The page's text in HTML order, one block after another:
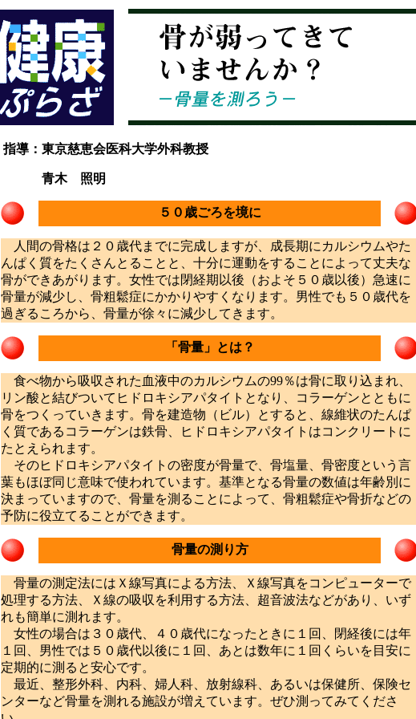
指導：東京慈恵会医科大学外科教授
青木 照明
５０歳ごろを境に
人間の骨格は２０歳代までに完成しますが、成長期にカルシウムやた
んぱく質をたくさんとることと、十分に運動をすることによって丈夫な
骨ができあがります。女性では閉経期以後（およそ５０歳以後）急速に
骨量が減少し、骨粗鬆症にかかりやすくなります。男性でも５０歳代を
過ぎるころから、骨量が徐々に減少してきます。
「骨量」とは？
食べ物から吸収された血液中のカルシウムの99％は骨に取り込まれ、
リン酸と結びついてヒドロキシアパタイトとなり、コラーゲンとともに
骨をつくっていきます。骨を建造物（ビル）とすると、線維状のたんぱ
く質であるコラーゲンは鉄骨、ヒドロキシアパタイトはコンクリートに
たとえられます。
そのヒドロキシアパタイトの密度が骨量で、骨塩量、骨密度という言
葉もほぼ同じ意味で使われています。基準となる骨量の数値は年齢別に
決まっていますので、骨量を測ることによって、骨粗鬆症や骨折などの
予防に役立てることができます。
骨量の測り方
骨量の測定法にはＸ線写真による方法、Ｘ線写真をコンピューターで
処理する方法、Ｘ線の吸収を利用する方法、超音波法などがあり、いず
れも簡単に測れます。
女性の場合は３０歳代、４０歳代になったときに１回、閉経後には年
１回、男性では５０歳代以後に１回、あとは数年に１回くらいを目安に
定期的に測ると安心です。
最近、整形外科、内科、婦人科、放射線科、あるいは保健所、保険セ
ンターなど骨量を測れる施設が増えています。ぜひ測ってみてくださ